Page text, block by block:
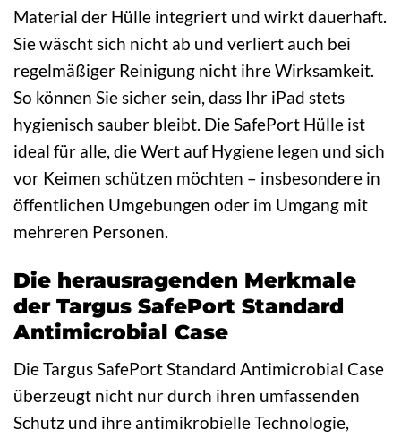
Material der Hülle integriert und wirkt dauerhaft.
Sie wäscht sich nicht ab und verliert auch bei
regelmäßiger Reinigung nicht ihre Wirksamkeit.
So können Sie sicher sein, dass Ihr iPad stets
hygienisch sauber bleibt. Die SafePort Hülle ist
ideal für alle, die Wert auf Hygiene legen und sich
vor Keimen schützen möchten – insbesondere in
öffentlichen Umgebungen oder im Umgang mit
mehreren Personen.
Die herausragenden Merkmale
der Targus SafePort Standard
Antimicrobial Case
Die Targus SafePort Standard Antimicrobial Case
überzeugt nicht nur durch ihren umfassenden
Schutz und ihre antimikrobielle Technologie,